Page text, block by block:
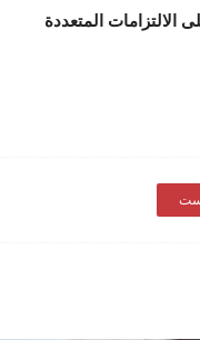
الالتزامات المتعددة